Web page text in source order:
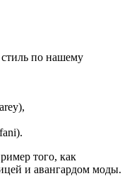
по нашему
того, как
и авангардом моды.